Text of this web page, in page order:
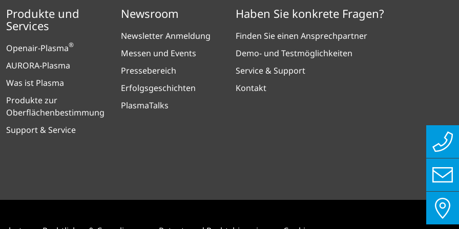
Produkte und
Services
Openair-Plasma®
AURORA-Plasma
Was ist Plasma
Produkte zur
Oberflächenbestimmung
Support & Service
Newsroom
Newsletter Anmeldung
Messen und Events
Pressebereich
Erfolgsgeschichten
PlasmaTalks
Haben Sie konkrete Fragen?
Finden Sie einen Ansprechpartner
Demo- und Testmöglichkeiten
Service & Support
Kontakt